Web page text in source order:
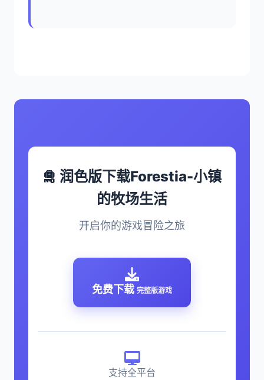
🛅 润色版下载Forestia-小镇
的牧场生活
开启你的游戏冒险之旅
免费下载 完整版游戏
支持全平台